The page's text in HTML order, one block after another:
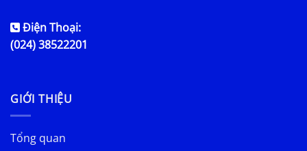
Điện Thoại:
(024) 38522201
GIỚI THIỆU
Tổng quan